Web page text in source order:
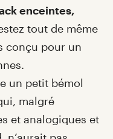
enceintes,
tout de même
conçu pour un
un petit bémol
malgré
et analogiques et